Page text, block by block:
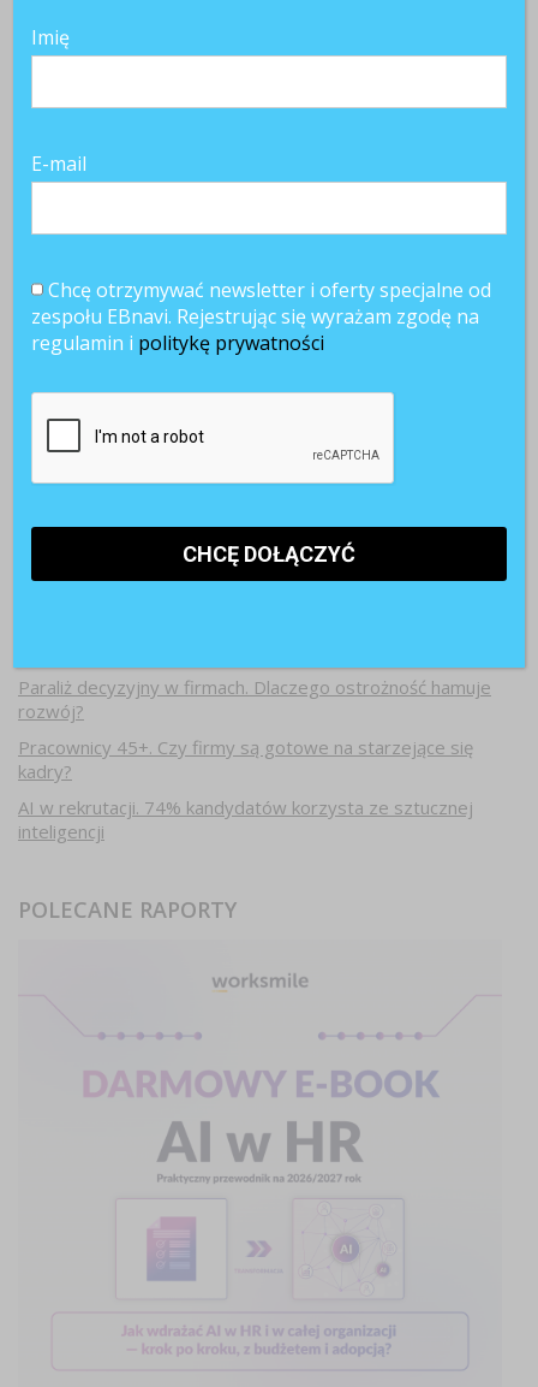
Paraliż decyzyjny w firmach. Dlaczego ostrożność hamuje
rozwój?
Pracownicy 45+. Czy firmy są gotowe na starzejące się
kadry?
AI w rekrutacji. 74% kandydatów korzysta ze sztucznej
inteligencji
POLECANE RAPORTY
Imię
E-mail
Chcę otrzymywać newsletter i oferty specjalne od
zespołu EBnavi. Rejestrując się wyrażam zgodę na
regulamin i politykę prywatności